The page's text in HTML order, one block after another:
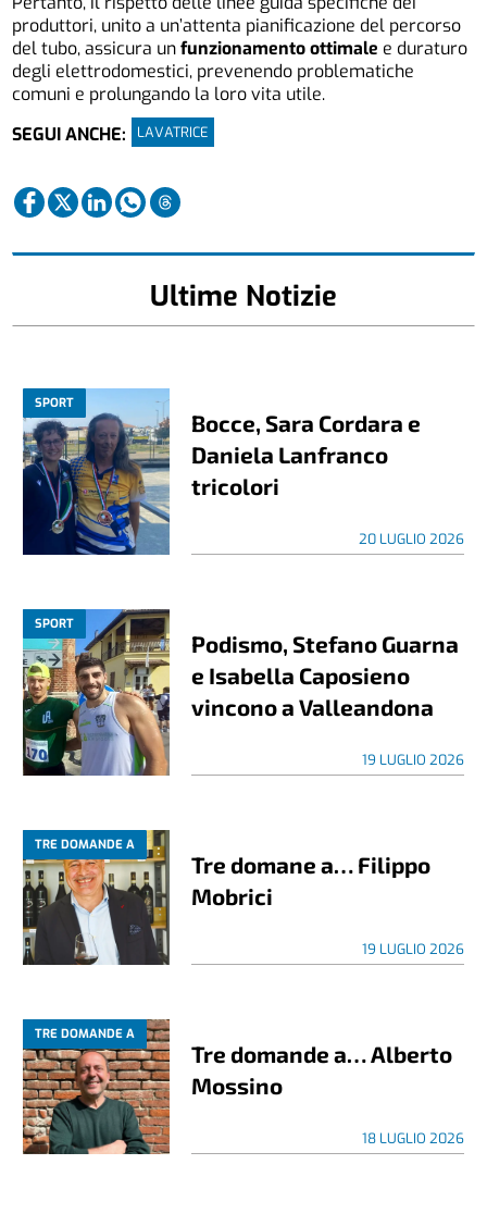
produttori, unito a un’attenta pianificazione del percorso
del tubo, assicura unfunzionamento ottimale e duraturo
degli elettrodomestici, prevenendo problematiche
comuni e prolungando la loro vita utile.
SEGUI ANCHE:
LAVATRICE
Ultime Notizie
SPORT
Bocce, Sara Cordara e
Daniela Lanfranco
tricolori
20 LUGLIO 2026
SPORT
Podismo, Stefano Guarna
e Isabella Caposieno
vincono a Valleandona
19 LUGLIO 2026
TRE DOMANDE A
Tre domane a… Filippo
Mobrici
19 LUGLIO 2026
TRE DOMANDE A
Tre domande a… Alberto
Mossino
18 LUGLIO 2026